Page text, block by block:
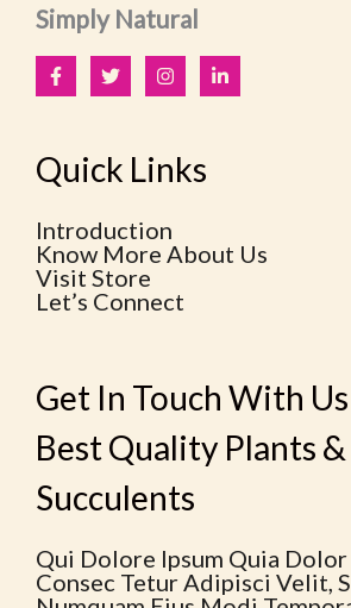
Simply Natural
Quick Links
Introduction
Know More About Us
Visit Store
Let’s Connect
Get In Touch With
Best Quality Plants &
Succulents
Qui Dolore Ipsum Quia Dolor
Consec Tetur Adipisci Velit,